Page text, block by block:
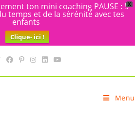
X
ton mini coaching PAUSE : 5
temps et de la sérénité avec tes
enfants
Clique- ici !
Menu